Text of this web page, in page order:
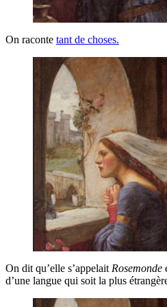
On raconte tant de choses.
On dit qu’elle s’appelait Rosemonde
d’une langue qui soit la plus